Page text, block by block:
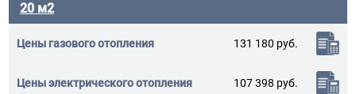
20 м2
131 180 руб.
107 398 руб.